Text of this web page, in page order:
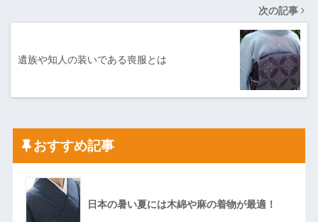
次の記事
遺族や知人の装いである喪服とは
おすすめ記事
日本の暑い夏には木綿や麻の着物が最適！